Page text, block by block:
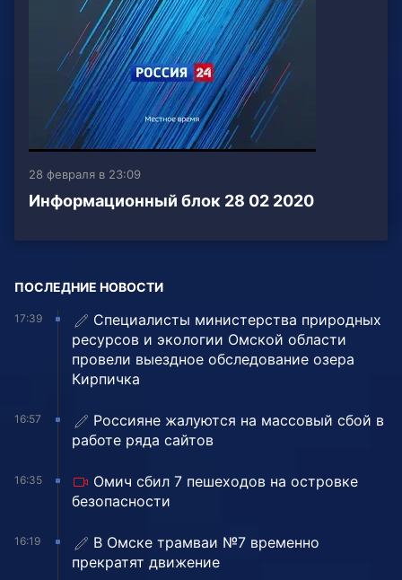
28 февраля в 23:09
Информационный блок 28 02 2020
ПОСЛЕДНИЕ НОВОСТИ
17:39
Специалисты министерства природных
ресурсов и экологии Омской области
провели выездное обследование озера
Кирпичка
16:57
Россияне жалуются на массовый сбой в
работе ряда сайтов
16:35
Омич сбил 7 пешеходов на островке
безопасности
16:19
В Омске трамваи №7 временно
прекратят движение